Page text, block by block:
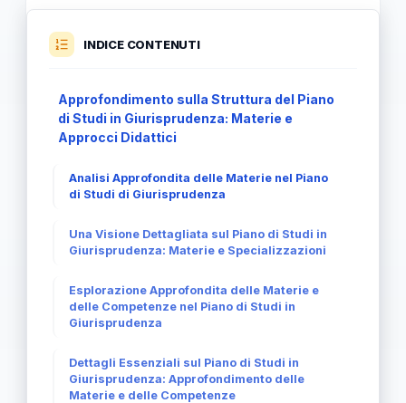
INDICE CONTENUTI
Approfondimento sulla Struttura del Piano
di Studi in Giurisprudenza: Materie e
Approcci Didattici
Analisi Approfondita delle Materie nel Piano
di Studi di Giurisprudenza
Una Visione Dettagliata sul Piano di Studi in
Giurisprudenza: Materie e Specializzazioni
Esplorazione Approfondita delle Materie e
delle Competenze nel Piano di Studi in
Giurisprudenza
Dettagli Essenziali sul Piano di Studi in
Giurisprudenza: Approfondimento delle
Materie e delle Competenze